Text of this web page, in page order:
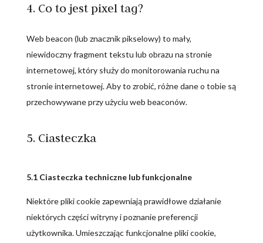
4. Co to jest pixel tag?
Web beacon (lub znacznik pikselowy) to mały,
niewidoczny fragment tekstu lub obrazu na stronie
internetowej, który służy do monitorowania ruchu na
stronie internetowej. Aby to zrobić, różne dane o tobie są
przechowywane przy użyciu web beaconów.
5. Ciasteczka
5.1 Ciasteczka techniczne lub funkcjonalne
Niektóre pliki cookie zapewniają prawidłowe działanie
niektórych części witryny i poznanie preferencji
użytkownika. Umieszczając funkcjonalne pliki cookie,